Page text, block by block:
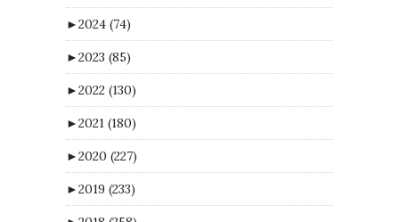
►2024 (74)
►2023 (85)
►2022 (130)
►2021 (180)
►2020 (227)
►2019 (233)